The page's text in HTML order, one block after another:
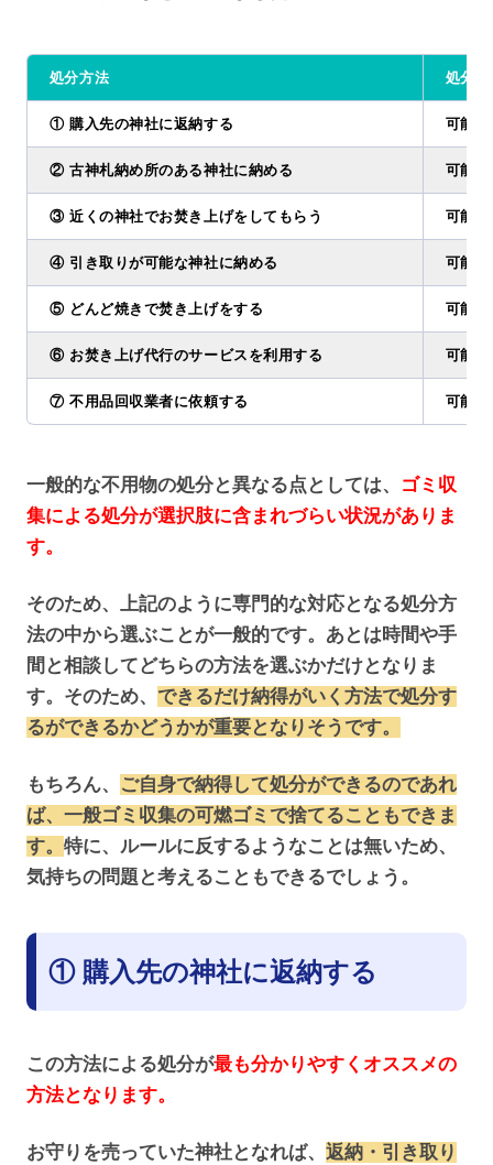
処分方法 処分
① 購入先の神社に返納する 可能 (
② 古神札納め所のある神社に納める 可能 (
③ 近くの神社でお焚き上げをしてもらう 可能 (
④ 引き取りが可能な神社に納める 可能 (
⑤ どんど焼きで焚き上げをする 可能 (
⑥ お焚き上げ代行のサービスを利用する 可能 (
⑦ 不用品回収業者に依頼する 可能 (
一般的な不用物の処分と異なる点としては、
ゴミ収
集による処分が選択肢に含まれづらい状況がありま
す。
そのため、上記のように専門的な対応となる処分方
法の中から選ぶことが一般的です。あとは時間や手
間と相談してどちらの方法を選ぶかだけとなりま
す。そのため、 できるだけ納得がいく方法で処分す
るができるかどうかが重要となりそうです。
もちろん、
ご自身で納得して処分ができるのであれ
ば、一般ゴミ収集の可燃ゴミで捨てることもできま
す。 特に、ルールに反するようなことは無いため、
気持ちの問題と考えることもできるでしょう。
① 購入先の神社に返納する
この方法による処分が最も分かりやすくオススメの
方法となります。
お守りを売っていた神社となれば、 返納・引き取り